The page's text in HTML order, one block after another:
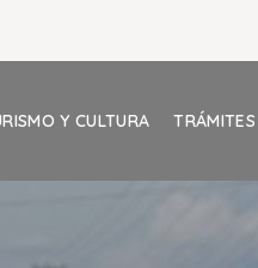
Y CULTURA TRÁMITES